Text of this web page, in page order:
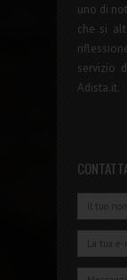
uno di
che si
servizio
Adista.it.